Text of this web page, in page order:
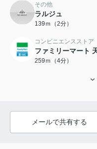
その他
ラルジュ
139ｍ（2分）
コンビニエンスストア
ファミリーマート
259ｍ（4分）
メールで共有する